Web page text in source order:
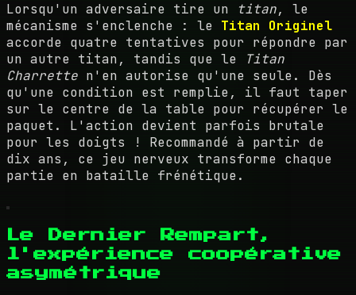
Lorsqu'un adversaire tire un
titan, le
mécanisme s'enclenche : le Titan Originel
accorde quatre tentatives pour répondre par
un autre titan, tandis que le
Titan
Charrette n'en autorise qu'une seule. Dès
qu'une condition est remplie, il faut taper
sur le centre de la table pour récupérer le
paquet. L'action devient parfois brutale
pour les doigts ! Recommandé à partir de
dix ans, ce jeu nerveux transforme chaque
partie en bataille frénétique.
Le Dernier Rempart,
l'expérience coopérative
asymétrique